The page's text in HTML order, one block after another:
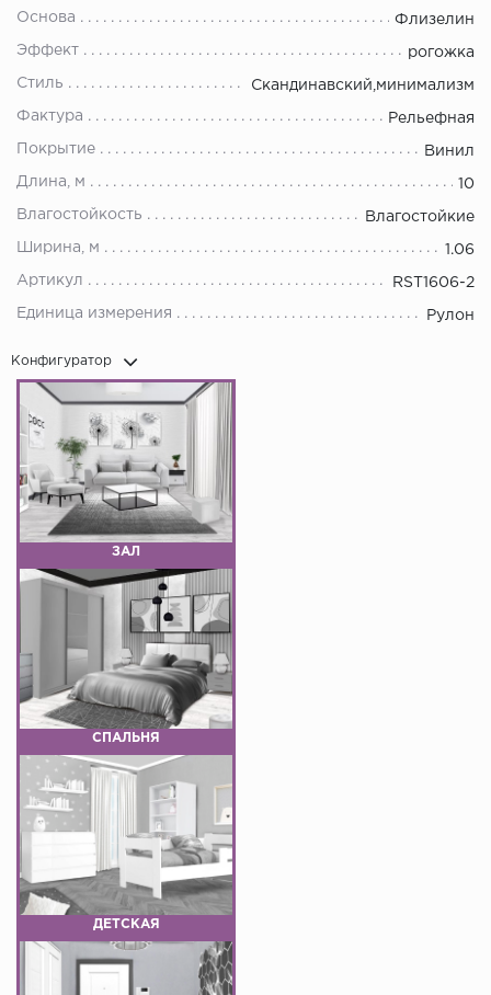
Основа Флизелин
Эффект рогожка
Стиль Скандинавский,минимализм
Фактура Рельефная
Покрытие Винил
Длина, м 10
Влагостойкость Влагостойкие
Ширина, м 1.06
Артикул RST1606-2
Единица измерения Рулон
Конфигуратор
ЗАЛ
СПАЛЬНЯ
ДЕТСКАЯ